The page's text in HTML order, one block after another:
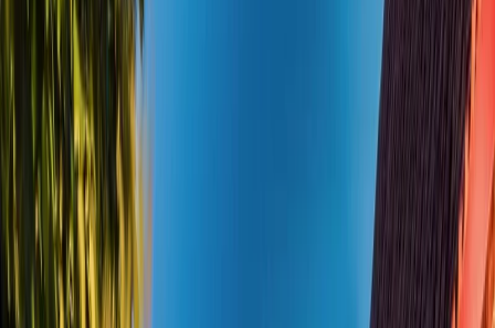
Vendors
Inspiration
Checklist
Guests
Gallery
Map